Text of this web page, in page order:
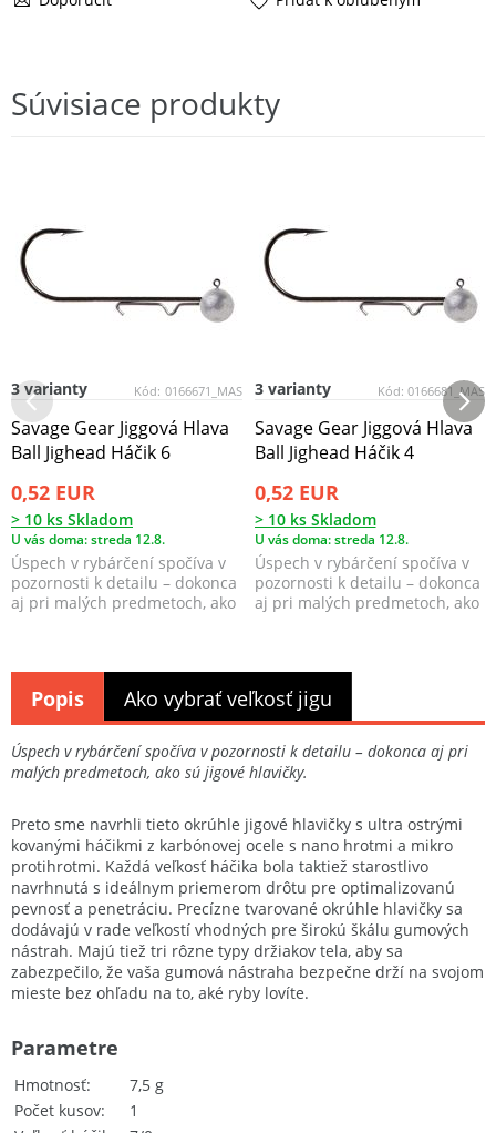
Súvisiace produkty
Kód: 0166671_MAS
3 varianty
Savage Gear Jiggová Hlava
Ball Jighead Háčik 6
0,52 EUR
> 10 ks Skladom
U vás doma: streda 12.8.
Úspech v rybárčení spočíva v
pozornosti k detailu – dokonca
aj pri malých predmetoch, ako
Kód: 0166681_MAS
3 varianty
Savage Gear Jiggová Hlava
Ball Jighead Háčik 4
0,52 EUR
> 10 ks Skladom
U vás doma: streda 12.8.
Úspech v rybárčení spočíva v
pozornosti k detailu – dokonca
aj pri malých predmetoch, ako
Úspech v rybárčení spočíva v pozornosti k detailu – dokonca aj pri
malých predmetoch, ako sú jigové hlavičky.
Preto sme navrhli tieto okrúhle jigové hlavičky s ultra ostrými
kovanými háčikmi z karbónovej ocele s nano hrotmi a mikro
protihrotmi. Každá veľkosť háčika bola taktiež starostlivo
navrhnutá s ideálnym priemerom drôtu pre optimalizovanú
pevnosť a penetráciu. Precízne tvarované okrúhle hlavičky sa
dodávajú v rade veľkostí vhodných pre širokú škálu gumových
nástrah. Majú tiež tri rôzne typy držiakov tela, aby sa
zabezpečilo, že vaša gumová nástraha bezpečne drží na svojom
mieste bez ohľadu na to, aké ryby lovíte.
Hmotnosť
7,5 g
Počet kusov
1
Parametre
Popis Ako vybrať veľkosť jigu